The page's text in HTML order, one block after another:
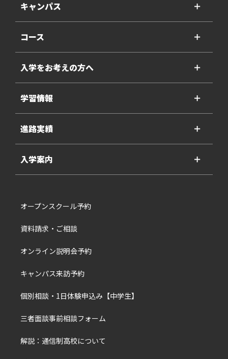
キャンパス ＋
コース ＋
入学をお考えの方へ ＋
学習情報 ＋
進路実績 ＋
入学案内 ＋
オープンスクール予約
資料請求・ご相談
オンライン説明会予約
キャンパス来訪予約
個別相談・1日体験申込み【中学生】
三者面談事前相談フォーム
解説：通信制高校について